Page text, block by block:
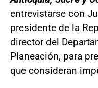
entrevistarse con
presidente de la
director del
Planeación, para
que consideran